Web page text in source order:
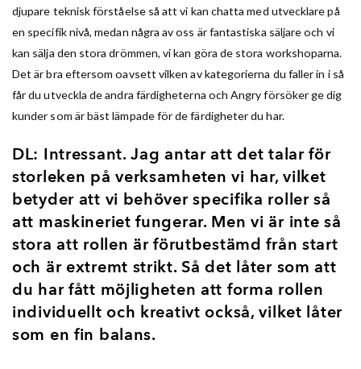
djupare teknisk förståelse så att vi kan chatta med utvecklare på
en specifik nivå, medan några av oss är fantastiska säljare och vi
kan sälja den stora drömmen, vi kan göra de stora workshoparna.
Det är bra eftersom oavsett vilken av kategorierna du faller in i så
får du utveckla de andra färdigheterna och Angry försöker ge dig
kunder som är bäst lämpade för de färdigheter du har.
DL: Intressant. Jag antar att det talar för
storleken på verksamheten vi har, vilket
betyder att vi behöver specifika roller så
att maskineriet fungerar. Men vi är inte så
stora att rollen är förutbestämd från start
och är extremt strikt. Så det låter som att
du har fått möjligheten att forma rollen
individuellt och kreativt också, vilket låter
som en fin balans.